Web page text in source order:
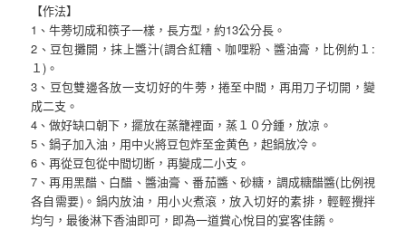
【作法】
1、牛蒡切成和筷子一樣，長方型，約13公分長。
2、豆包攤開，抹上醬汁(調合紅糟、咖哩粉、醬油膏，比例約１:
１)。
3、豆包雙邊各放一支切好的牛蒡，捲至中間，再用刀子切開，變
成二支。
4、做好缺口朝下，擺放在蒸籠裡面，蒸１０分鍾，放凉。
5、鍋子加入油，用中火將豆包炸至金黄色，起鍋放冷。
6、再從豆包從中間切断，再變成二小支。
7、再用黑醋、白醋、醬油膏、番茄醬、砂糖，調成糖醋醬(比例視
各自需要)。鍋内放油，用小火煮滾，放入切好的素排，輕輕攪拌
均勻，最後淋下香油即可，即為一道賞心悅目的宴客佳餚。